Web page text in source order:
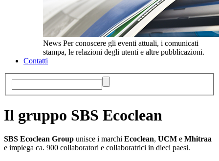
News Per conoscere gli eventi attuali, i comunicati
stampa, le relazioni degli utenti e altre pubblicazioni.
Contatti
Il gruppo SBS Ecoclean
SBS Ecoclean Group unisce i marchi Ecoclean, UCM e Mhitraa
e impiega ca. 900 collaboratori e collaboratrici in dieci paesi.